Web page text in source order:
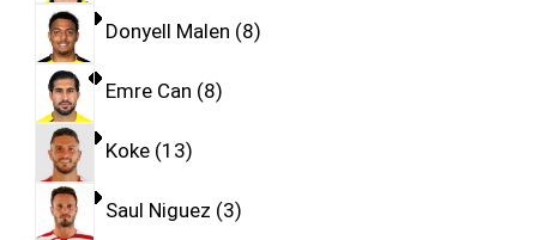
Donyell Malen 8
Emre Can 8
Koke 13
Saul Niguez 3